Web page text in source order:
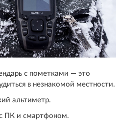
с пометками — это
в незнакомой местности.
альтиметр.
ПК и смартфоном.